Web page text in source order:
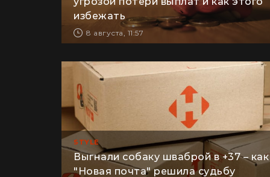
угрозой потери выплат и как этого
избежать
8 августа, 11:57
STYLE
Выгнали собаку шваброй в +37 – как